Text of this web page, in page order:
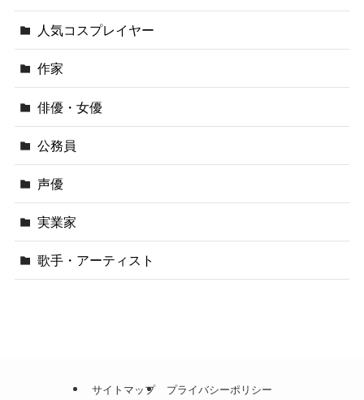
人気コスプレイヤー
作家
俳優・女優
公務員
声優
実業家
歌手・アーティスト
サイトマップ プライバシーポリシー